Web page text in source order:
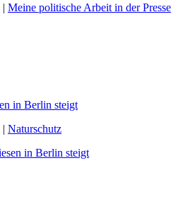
| Meine politische Arbeit in der Presse
in Berlin steigt
| Naturschutz